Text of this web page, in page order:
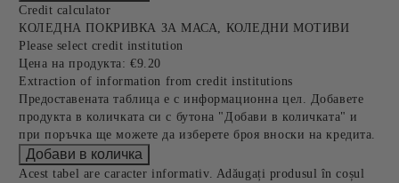
Credit calculator
КОЛЕДНА ПОКРИВКА ЗА МАСА, КОЛЕДНИ МОТИВИ
Please select credit institution
Цена на продукта: €9.20
Extraction of information from credit institutions
Предоставената таблица е с информационна цел. Добавете
продукта в количката си с бутона "Добави в количката" и
при поръчка ще можете да изберете броя вноски на кредита.
Acest tabel are caracter informativ. Adăugați produsul în coșul